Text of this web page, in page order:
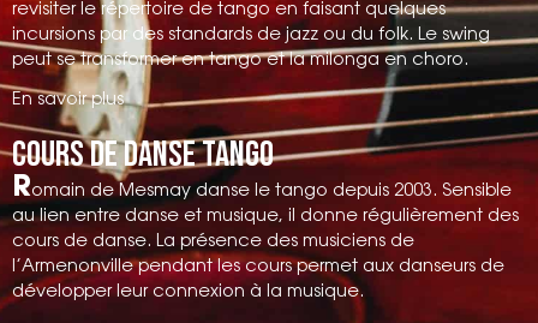
revisiter le répertoire de tango en faisant quelques
incursions par des standards de jazz ou du folk. Le swing
peut se transformer en tango et la milonga en choro.
En savoir plus
Cours de danse Tango
Romain de Mesmay danse le tango depuis 2003. Sensible
au lien entre danse et musique, il donne régulièrement des
cours de danse. La présence des musiciens de
l’Armenonville pendant les cours permet aux danseurs de
développer leur connexion à la musique.